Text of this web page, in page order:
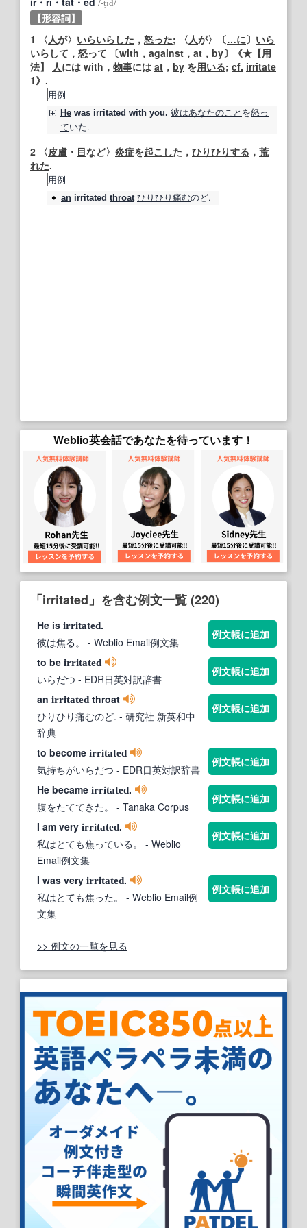
/‐ṭɪd/
【形容詞】
1 〈人が〉 いらいらした ， 怒った; 〈人が〉〔…に〕 いら
いら して， 怒って 〔with， against ， at ， by〕《★ 【用
法】
人には with， 物事には at ， by を用いる; cf. irritate
1》.
用例
He was irritated with you. 彼はあなたのこと を怒っ
ていた.
2 〈皮膚 ・ 目など〉 炎症を起こした， ひりひりする ， 荒
れた.
用例
an irritated throat ひりひり痛むのど.
Weblio英会話であなたを待っています！
「irritated」を含む例文一覧 (220)
He is irritated.
彼は焦る。
- Weblio Email例文集
例文帳に追加
to be irritated
いらだつ - EDR日英対訳辞書
例文帳に追加
an irritated throat
ひりひり痛むのど. - 研究社 新英和中
辞典
例文帳に追加
to become irritated
気持ちがいらだつ - EDR日英対訳辞書
例文帳に追加
He became irritated.
腹をたててきた。
- Tanaka Corpus
例文帳に追加
I am very irritated.
私はとても焦っている。
- Weblio
Email例文集
例文帳に追加
I was very irritated.
私はとても焦った。
- Weblio Email例
文集
例文帳に追加
>> 例文の一覧を見る